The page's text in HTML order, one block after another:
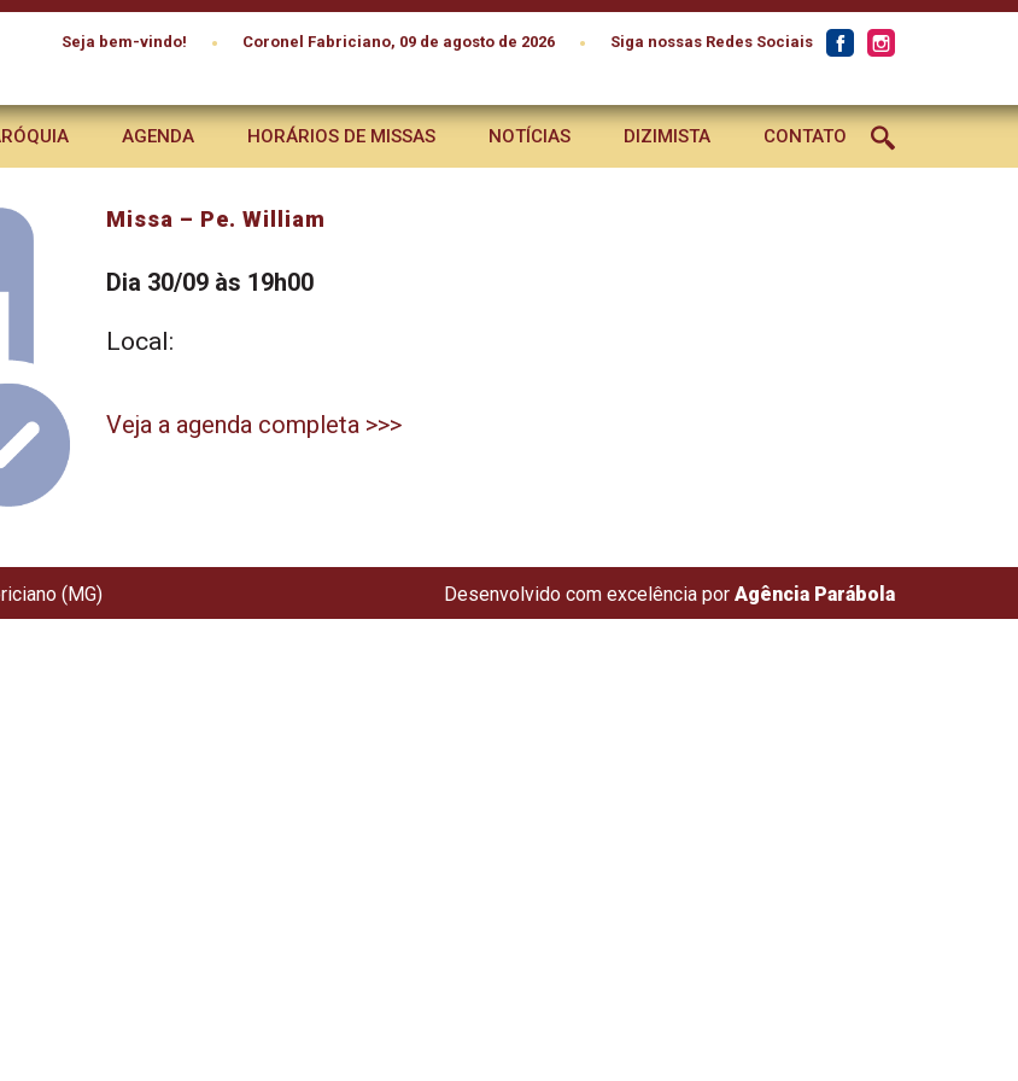
Seja bem-vindo! • Coronel Fabriciano, 09 de agosto de 2026 • Siga nossas Redes Sociais
AGENDA HORÁRIOS DE MISSAS NOTÍCIAS DIZIMISTA CONTATO
Missa – Pe. William
Dia 30/09 às 19h00
Local:
Veja a agenda completa >>>
(MG) Desenvolvido com excelência por Agência Parábola